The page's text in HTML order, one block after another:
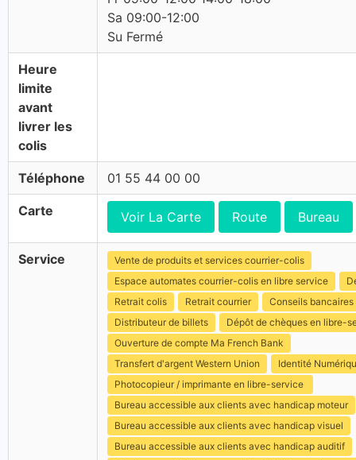
Sa 09:00-12:00
Su Fermé
Heure
limite
avant
livrer les
colis
Téléphone 01 55 44 00 00
Carte Voir La Carte Route Bureau
Service
Vente de produits et services courrier-colis
Espace automates courrier-colis en libre service
Retrait colis
Retrait courrier
Conseils bancaires
Distributeur de billets
Dépôt de chèques en libre-
Ouverture de compte Ma French Bank
Transfert d'argent Western Union
Identité
Photocopieur / imprimante en libre-service
Bureau accessible aux clients avec handicap moteur
Bureau accessible aux clients avec handicap visuel
Bureau accessible aux clients avec handicap auditif